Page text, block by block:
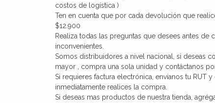
costos de logística )
Ten en cuenta que por cada devolución que
$12.900
Realiza todas las preguntas que desees antes de
inconvenientes.
Somos distribuidores a nivel nacional, si deseas
mayor , compra una sola unidad y contáctanos
Si requieres factura electrónica, envíanos tu RUT
inmediatamente realices la compra.
Si deseas mas productos de nuestra tienda,